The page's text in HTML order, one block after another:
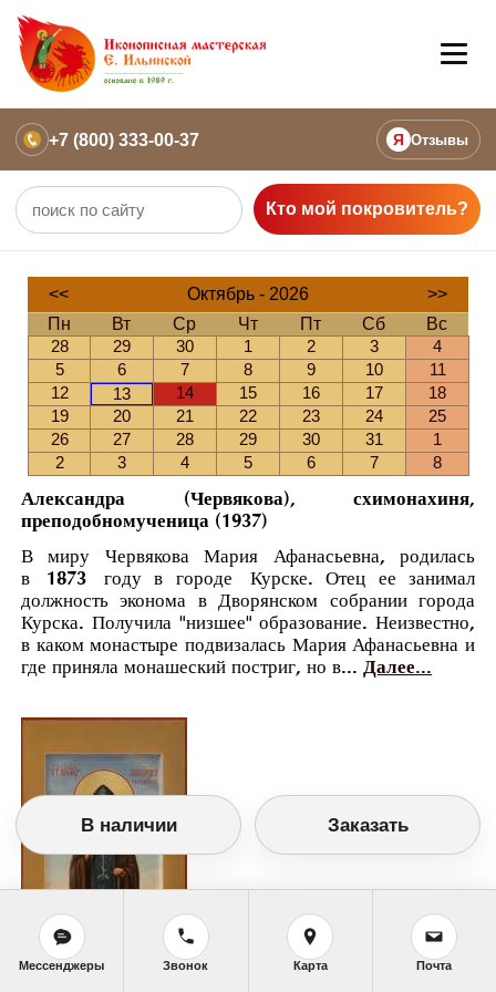
+7 (800) 333-00-37 Я Отзывы
Кто мой покровитель?
<< Октябрь - 2026
>>
Пн
Вт Ср Чт Пт Сб
Вс
28
29 30 1 2 3
4
5
6 7 8 9 10
11
12
13 14 15 16 17
18
19
20 21 22 23 24
25
26
27 28 29 30 31
1
2
3 4 5 6 7 8
Александра (Червякова), схимонахиня,
преподобномученица (1937)
В миру Червякова Мария Афанасьевна, родилась
в 1873 году в городе Курске. Отец ее занимал
должность эконома в Дворянском собрании города
Курска. Получила "низшее" образование. Неизвестно,
в каком монастыре подвизалась Мария Афанасьевна и
где приняла монашеский постриг, но в... Далее...
В наличии Заказать
Мессенджеры Звонок Карта Почта